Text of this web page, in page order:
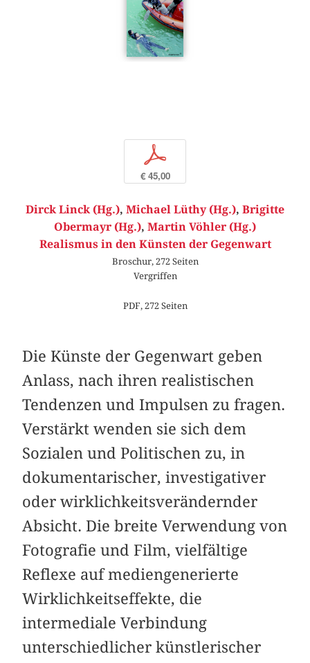
p
€ 45,00
Dirck Linck (Hg.), Michael Lüthy (Hg.), Brigitte
Obermayr (Hg.), Martin Vöhler (Hg.)
Realismus in den Künsten der Gegenwart
Broschur, 272 Seiten
Vergriffen
PDF, 272 Seiten
Die Künste der Gegenwart geben
Anlass, nach ihren realistischen
Tendenzen und Impulsen zu fragen.
Verstärkt wenden sie sich dem
Sozialen und Politischen zu, in
dokumentarischer, investigativer
oder wirklichkeitsverändernder
Absicht. Die breite Verwendung von
Fotografie und Film, vielfältige
Reflexe auf mediengenerierte
Wirklichkeitseffekte, die
intermediale Verbindung
unterschiedlicher künstlerischer